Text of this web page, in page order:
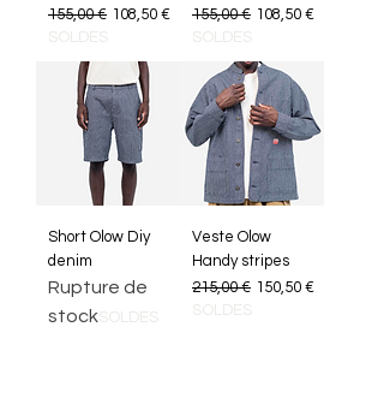
Prix original
155,00 € Prix promotionnel
108,50 €
SOLDES
Prix original
155,00 € Prix promotionnel
108,50 €
SOLDES
Short Olow Diy
denim
Rupture de
stockSOLDES
Veste Olow
Handy stripes
Prix original
215,00 € Prix promotionnel
150,50 €
SOLDES